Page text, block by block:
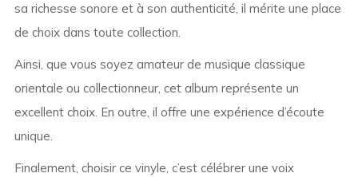
sa richesse sonore et à son authenticité, il mérite une place
de choix dans toute collection.
Ainsi, que vous soyez amateur de musique classique
orientale ou collectionneur, cet album représente un
excellent choix. En outre, il offre une expérience d’écoute
unique.
Finalement, choisir ce vinyle, c’est célébrer une voix